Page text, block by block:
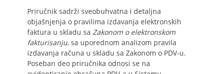
Priručnik sadrži sveobuhvatna i detaljna
objašnjenja o pravilima izdavanja elektronskih
faktura u skladu sa Zakonom o elektronskom
fakturisanju, sa uporednom analizom pravila
izdavanja računa u skladu sa Zakonom o PDV-u.
Poseban deo priručnika odnosi se na